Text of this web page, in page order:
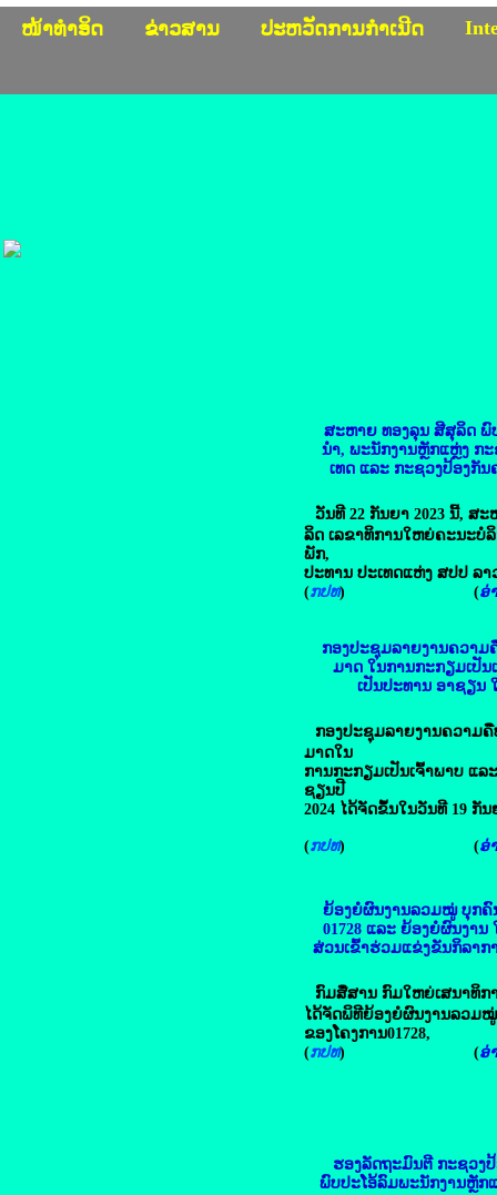
ໜ້າທຳອິດ ຂ່າວສານ ປະຫວັດການກຳເນີດ
ສະຫາຍ ທອງລຸນ ສີສຸລິດ ພົ
ນຳ, ພະນັກງານຫຼັກແຫຼ່ງ ກ
ເທດ ແລະ ກະຊວງປ້ອງກັ
ວັນທີ 22 ກັນຍາ 2023 ນີ້, ສ
ລິດ ເລຂາທິການໃຫຍ່ຄະນະບໍ
ພັກ,
ປະທານ ປະເທດແຫ່ງ ສປປ ລາ
(ກປທ) (ອ່
ກອງປະຊຸມລາຍງານຄວາມ
ມາດ ໃນການກະກຽມເປັນ
ເປັນປະທານ ອາຊຽນ
ກອງປະຊຸມລາຍງານຄວາມ
ມາດໃນ
ການກະກຽມເປັນເຈົ້າພາບ ແລ
ຊຽນປີ
2024 ໄດ້ຈັດຂຶ້ນໃນວັນທີ 19 ກັນ
(ກປທ) (ອ່
ຍ້ອງຍໍຜົນງານລວມໝູ່ ບຸກຄົ
01728 ແລະ ຍ້ອງຍໍຜົນງານ
ສ່ວນເຂົ້າຮ່ວມແຂ່ງຂັນກິລາກ
ກົມສື່ສານ ກົມໃຫຍ່ເສນາທິກ
ໄດ້ຈັດພິທີຍ້ອງຍໍຜົນງານລວມ
ຂອງໂຄງການ01728,
(ກປທ) (ອ່
ຮອງລັດຖະມົນຕີ ກະຊວງ
ພົບປະໂອ້ລົມພະນັກງານຫຼັກ